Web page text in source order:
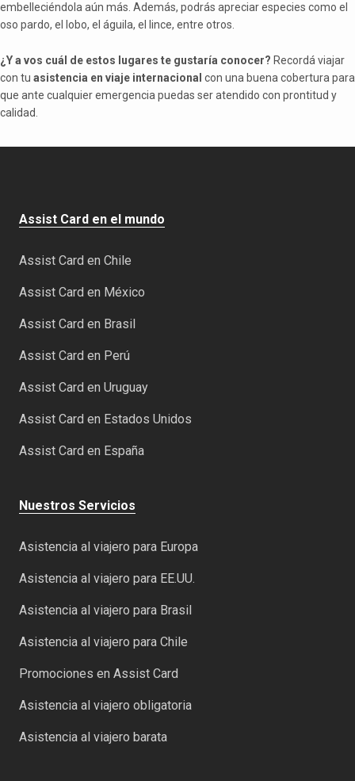
embelleciéndola aún más. Además, podrás apreciar especies como el
oso pardo, el lobo, el águila, el lince, entre otros.
¿Y a vos cuál de estos lugares te gustaría conocer? Recordá viajar
con tu asistencia en viaje internacional con una buena cobertura para
que ante cualquier emergencia puedas ser atendido con prontitud y
calidad.
Assist Card en el mundo
Assist Card en Chile
Assist Card en México
Assist Card en Brasil
Assist Card en Perú
Assist Card en Uruguay
Assist Card en Estados Unidos
Assist Card en España
Nuestros Servicios
Asistencia al viajero para Europa
Asistencia al viajero para EE.UU.
Asistencia al viajero para Brasil
Asistencia al viajero para Chile
Promociones en Assist Card
Asistencia al viajero obligatoria
Asistencia al viajero barata